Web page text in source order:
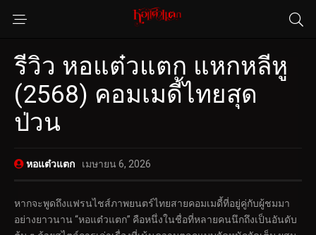
รีวิว หอแต๋วแตก แหกหลีหู
(2568) คอมเมดี้ไทยสุด
ป่วน
หอแต๋วแตก เมษายน 6, 2026
หากจะพูดถึงแฟรนไชส์ภาพยนตร์ไทยสายคอมเมดี้ที่อยู่คู่กับผู้ชมมา
อย่างยาวนาน “หอแต๋วแตก” คือหนึ่งในชื่อที่หลายคนนึกถึงเป็นอันดับ